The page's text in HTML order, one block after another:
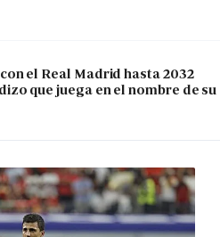
el Real Madrid hasta 2032
que juega en el nombre de su